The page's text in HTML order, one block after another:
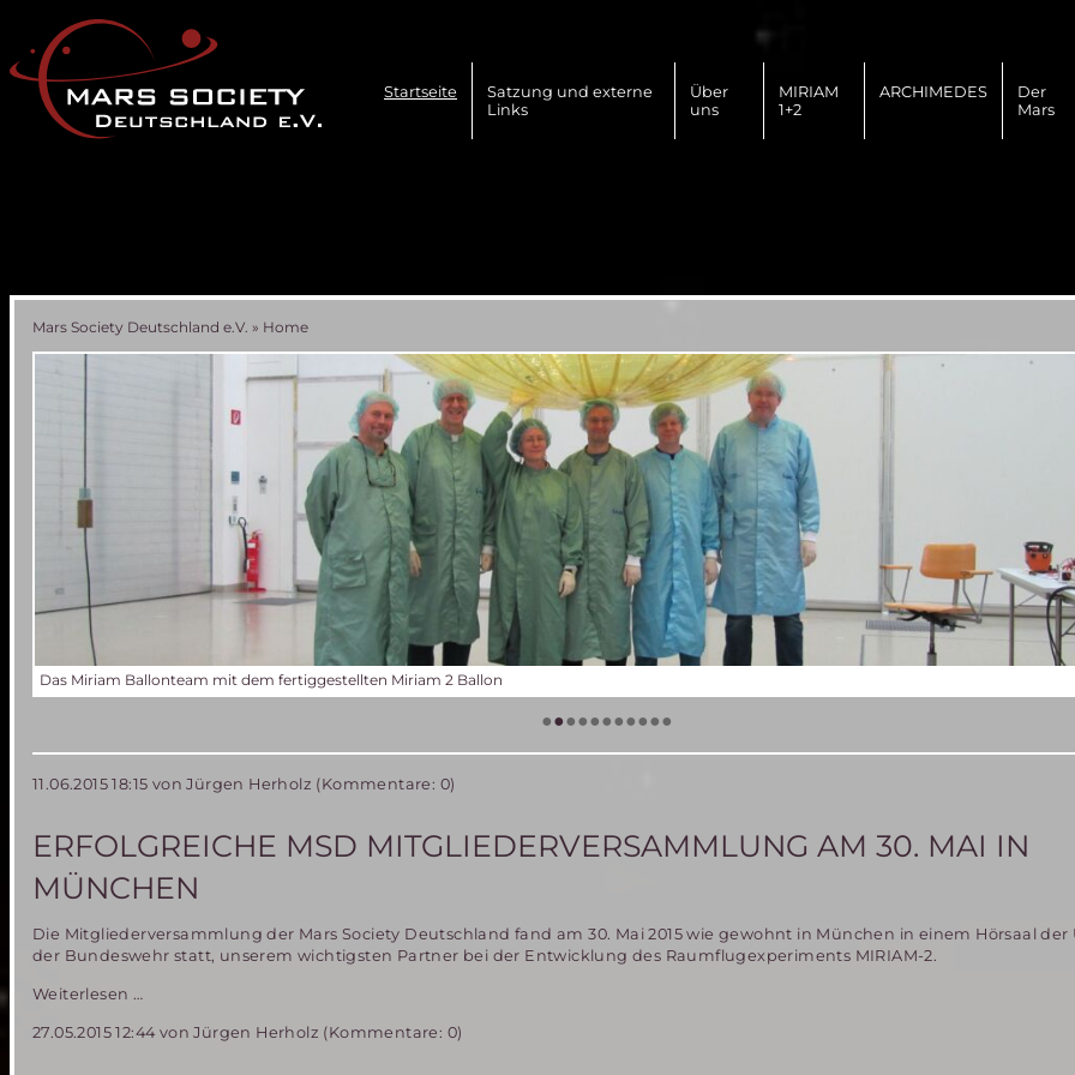
überspringen
Startseite
Satzung und externe
Links
Über
uns
MIRIAM
1+2
ARCHIMEDES
Der
Mars
Mars Society Deutschland e.V. » Home
Das Miriam Ballonteam mit dem fertiggestellten Miriam 2 Ballon
•••••••••••
11.06.2015 18:15 von Jürgen Herholz (Kommentare: 0)
ERFOLGREICHE MSD MITGLIEDERVERSAMMLUNG AM 30. MAI IN
MÜNCHEN
Die Mitgliederversammlung der Mars Society Deutschland fand am 30. Mai 2015 wie gewohnt in München in einem Hörsaal der
der Bundeswehr statt, unserem wichtigsten Partner bei der Entwicklung des Raumflugexperiments MIRIAM-2.
Weiterlesen …
Mitgliederversammlung
27.05.2015 12:44von Jürgen Herholz (Kommentare: 0)